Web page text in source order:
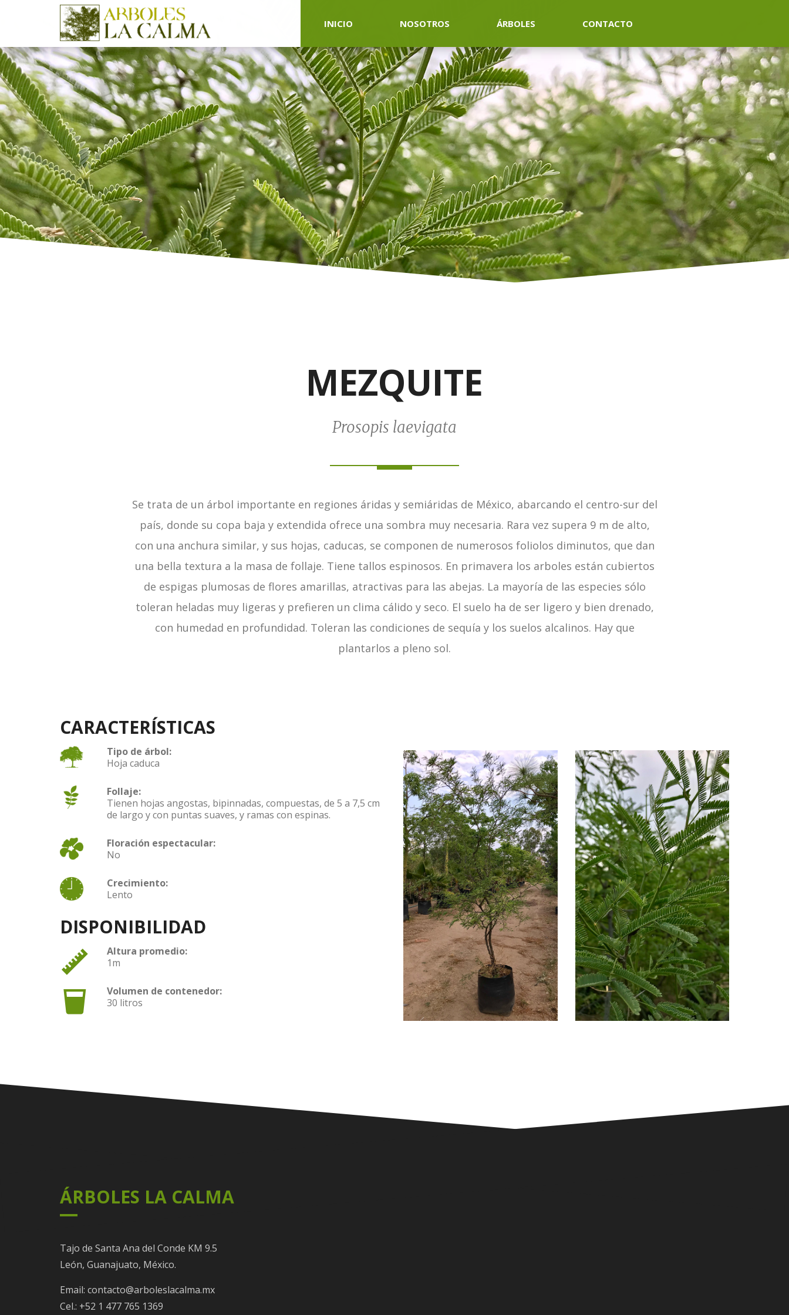
INICIO NOSOTROS ÁRBOLES CONTACTO
MEZQUITE
Prosopis laevigata
Se trata de un árbol importante en regiones áridas y semiáridas de México, abarcando el centro-sur del
país, donde su copa baja y extendida ofrece una sombra muy necesaria. Rara vez supera 9 m de alto,
con una anchura similar, y sus hojas, caducas, se componen de numerosos foliolos diminutos, que dan
una bella textura a la masa de follaje. Tiene tallos espinosos. En primavera los arboles están cubiertos
de espigas plumosas de flores amarillas, atractivas para las abejas. La mayoría de las especies sólo
toleran heladas muy ligeras y prefieren un clima cálido y seco. El suelo ha de ser ligero y bien drenado,
con humedad en profundidad. Toleran las condiciones de sequía y los suelos alcalinos. Hay que
plantarlos a pleno sol.
CARACTERÍSTICAS
Tipo de árbol:
Hoja caduca
Follaje:
Tienen hojas angostas, bipinnadas, compuestas, de 5 a 7,5 cm
de largo y con puntas suaves, y ramas con espinas.
Floración espectacular:
No
Crecimiento:
Lento
DISPONIBILIDAD
Altura promedio:
1m
Volumen de contenedor:
30 litros
ÁRBOLES LA CALMA
Tajo de Santa Ana del Conde KM 9.5
León, Guanajuato, México.
Email: contacto@arboleslacalma.mx
Cel.: +52 1 477 765 1369​⁠​